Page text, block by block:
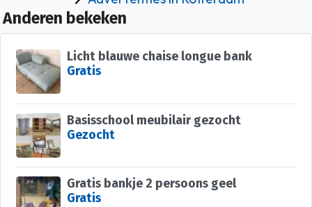
Anderen bekeken
Licht blauwe chaise longue bank
Gratis
Basisschool meubilair gezocht
Gezocht
Gratis bankje 2 persoons geel
Gratis